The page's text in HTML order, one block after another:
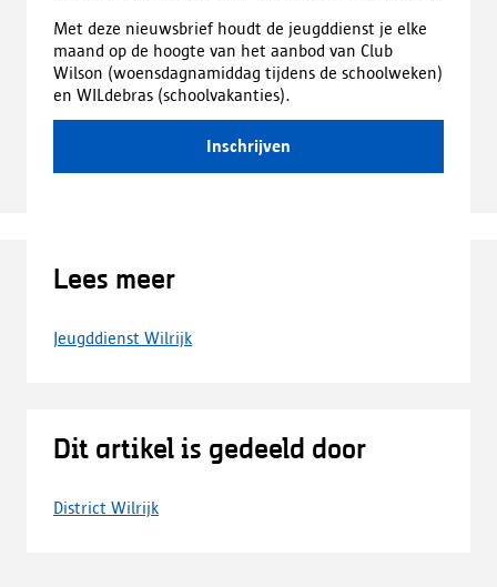
Met deze nieuwsbrief houdt de jeugddienst je elke
maand op de hoogte van het aanbod van Club
Wilson (woensdagnamiddag tijdens de schoolweken)
en WILdebras (schoolvakanties).
Inschrijven
Lees meer
Jeugddienst Wilrijk
Dit artikel is gedeeld door
District Wilrijk